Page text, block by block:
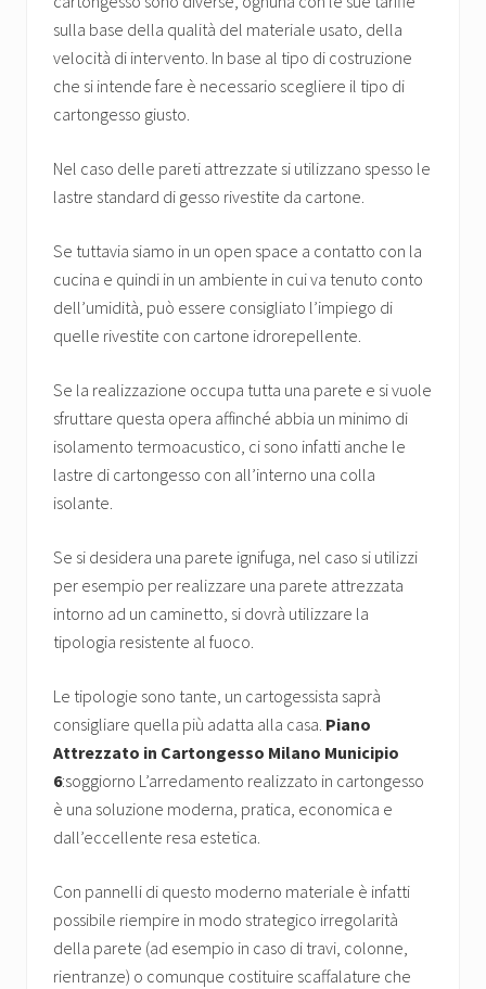
sulla base della qualità del materiale usato, della
velocità di intervento. In base al tipo di costruzione
che si intende fare è necessario scegliere il tipo di
cartongesso giusto.
Nel caso delle pareti attrezzate si utilizzano spesso le
lastre standard di gesso rivestite da cartone.
Se tuttavia siamo in un open space a contatto con la
cucina e quindi in un ambiente in cui va tenuto conto
dell’umidità, può essere consigliato l’impiego di
quelle rivestite con cartone idrorepellente.
Se la realizzazione occupa tutta una parete e si vuole
sfruttare questa opera affinché abbia un minimo di
isolamento termoacustico, ci sono infatti anche le
lastre di cartongesso con all’interno una colla
isolante.
Se si desidera una parete ignifuga, nel caso si utilizzi
per esempio per realizzare una parete attrezzata
intorno ad un caminetto, si dovrà utilizzare la
tipologia resistente al fuoco.
Le tipologie sono tante, un cartogessista saprà
consigliare quella più adatta alla casa. Piano
Attrezzato in Cartongesso Milano Municipio
6:soggiorno L’arredamento realizzato in cartongesso
è una soluzione moderna, pratica, economica e
dall’eccellente resa estetica.
Con pannelli di questo moderno materiale è infatti
possibile riempire in modo strategico irregolarità
della parete (ad esempio in caso di travi, colonne,
rientranze) o comunque costituire scaffalature che